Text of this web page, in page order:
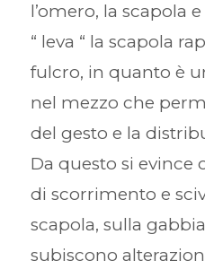
l’omero, la scapola
“ leva “ la scapola
fulcro, in quanto è
nel mezzo che
del gesto e la
Da questo si evince
di scorrimento e
scapola, sulla
subiscono